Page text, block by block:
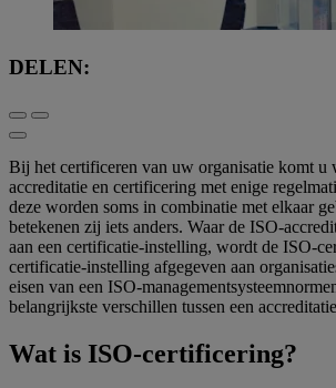
DELEN:
Bij het certificeren van uw organisatie komt u
accreditatie en certificering met enige
deze worden soms in combinatie met elkaar
betekenen zij iets anders. Waar de ISO-
aan een certificatie-instelling, wordt de ISO-
certificatie-instelling afgegeven aan
eisen van een ISO-
belangrijkste verschillen tussen een
Wat is ISO-certificering?